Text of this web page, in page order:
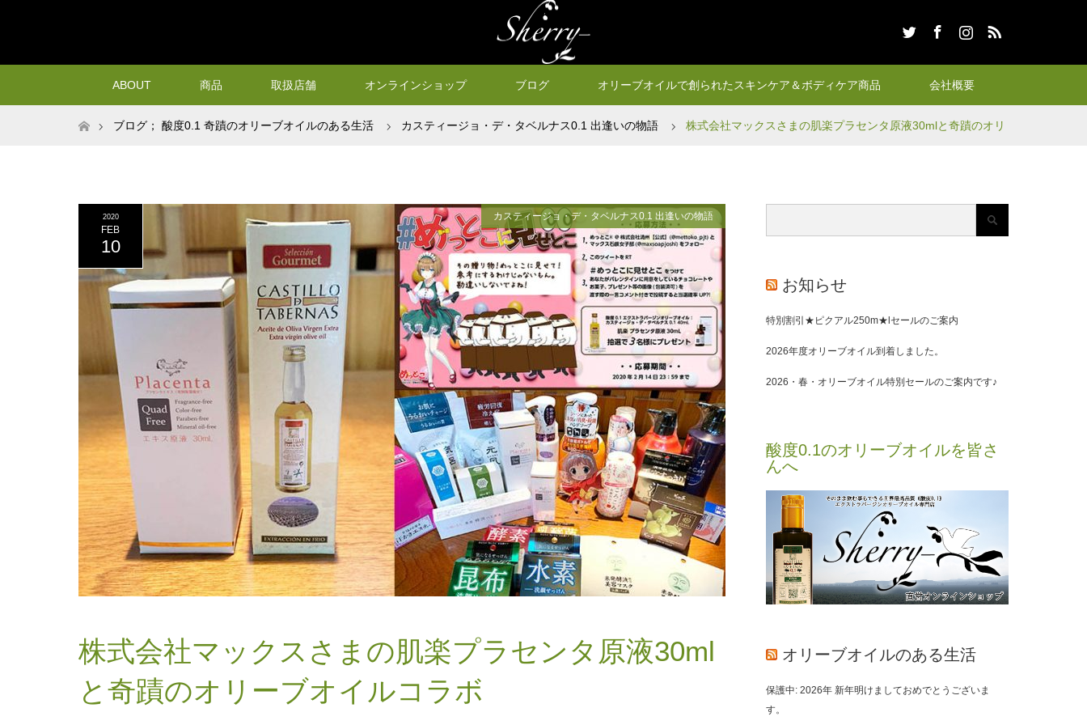
ABOUT 商品 取扱店舗 オンラインショップ ブログ オリーブオイルで創られたスキンケア＆ボディケア商品 会社概要
ホームブログ； 酸度0.1 奇蹟のオリーブオイルのある生活 カスティージョ・デ・タベルナス0.1 出逢いの物語 株式会社マックスさまの肌楽プラセンタ原液30mlと奇蹟のオリ
2020
FEB
10
カスティージョ・デ・タベルナス0.1 出逢いの物語
株式会社マックスさまの肌楽プラセンタ原液30ml
と奇蹟のオリーブオイルコラボ
お知らせ
特別割引★ピクアル250m★lセールのご案内
2026年度オリーブオイル到着しました。
2026・春・オリーブオイル特別セールのご案内です♪
酸度0.1のオリーブオイルを皆さ
んへ
オリーブオイルのある生活
保護中: 2026年 新年明けましておめでとうございま
す。